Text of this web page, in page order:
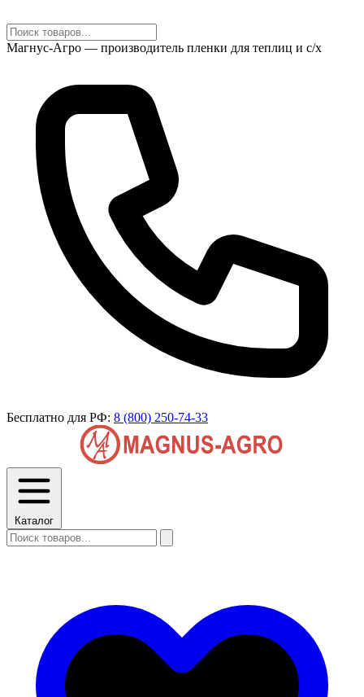
Магнус-Агро — производитель пленки для теплиц и с/х
Бесплатно для РФ: 8 (800) 250-74-33
Каталог